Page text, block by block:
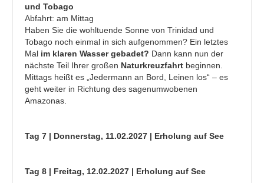
und Tobago
Abfahrt: am Mittag
Haben Sie die wohltuende Sonne von Trinidad und
Tobago noch einmal in sich aufgenommen? Ein letztes
Mal im klaren Wasser gebadet? Dann kann nun der
nächste Teil Ihrer großen Naturkreuzfahrt beginnen.
Mittags heißt es „Jedermann an Bord, Leinen los“ – es
geht weiter in Richtung des sagenumwobenen
Amazonas.
Tag 7 | Donnerstag, 11.02.2027 | Erholung auf See
Tag 8 | Freitag, 12.02.2027 | Erholung auf See